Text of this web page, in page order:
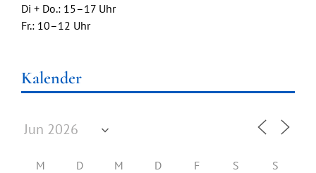
Di + Do.: 15–17 Uhr
Fr.: 10–12 Uhr
Kalender
M D M D F S S